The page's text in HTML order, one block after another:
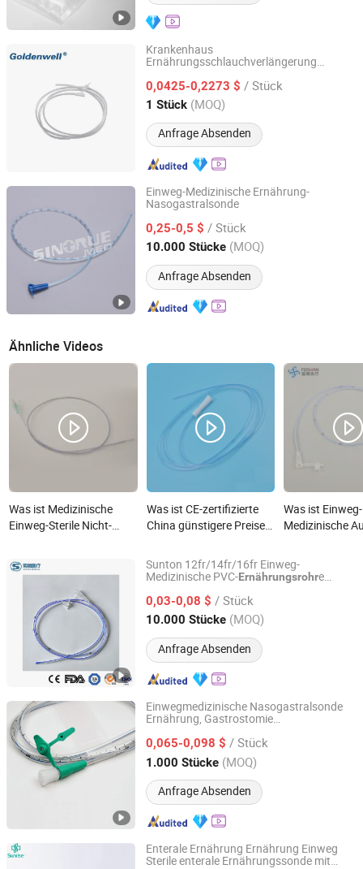
Krankenhaus
Ernährungsschlauchverlängerung
0,0425-0,2273 $ / Stück
1 Stück (MOQ)
Anfrage Absenden
Shanghai Goldenwell Medical Technology Co., Ltd.
Shanghai, China Seit 2021
Einweg-Medizinische Ernährung-
Nasogastralsonde
0,25-0,5 $ / Stück
10.000 Stücke (MOQ)
Anfrage Absenden
Ningbo Sintrue Medical Instruments Co., Ltd.
Zhejiang, China Seit 2020
Ähnliche Videos
Was ist Medizinische
Einweg-Sterile Nicht-
Gastrostomie-
Ernährungsröhre mit
Was ist CE-zertifizierte
China günstigere Preise
medizinische sterile
Einweg-Saugkatheter
rektale
Ernährungsschläuche
Was ist Einweg-
Medizinische
Sunton 12fr/14fr/16fr Einweg-
Medizinische PVC-Ernährungsrohre
Ernährungsrohrkatheter Hersteller
chirurgische Qualität China
Säuglingsernährungsrohr
0,03-0,08 $ / Stück
10.000 Stücke (MOQ)
Anfrage Absenden
Changzhou Sunton Medical Technology Co., Ltd.
Jiangsu, China Seit 2022
Einwegmedizinische Nasogastralsonde
Ernährung, Gastrostomie
0,065-0,098 $ / Stück
1.000 Stücke (MOQ)
Anfrage Absenden
Guangzhou ORCL Medical Co.,LTD
Guangdong, China Seit 2024
Enterale Ernährung Ernährung Einweg
Sterile enterale Ernährungssonde mit